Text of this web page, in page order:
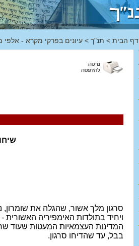
דף הבית > תנ"ך > עיונים בפרקי מקרא -
ויחיד בתולדות האימפיריה
המדינות העצמאיות המעטות שעוד
בבל, עד שהדיחו סרגון.